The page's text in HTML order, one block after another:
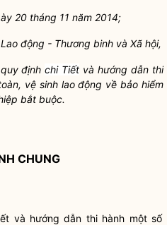
20 tháng 11 năm 2014;
động - Thương binh và Xã hội,
địnhchi Tiết và hướng dẫn thi
vệ sinh lao động về bảo hiểm
bắt buộc.
CHUNG
và hướng dẫn thi hành một số